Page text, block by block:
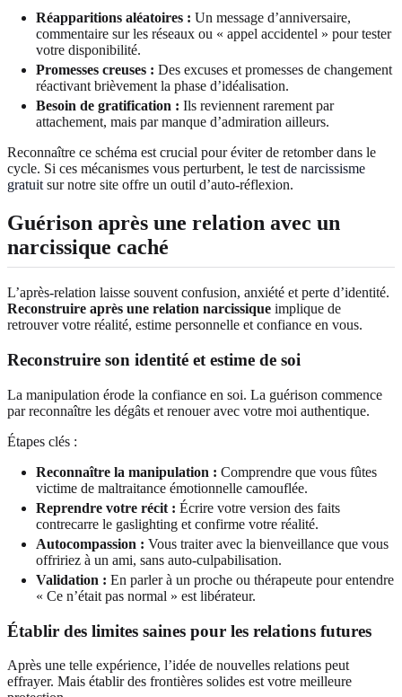
Réapparitions aléatoires : Un message d’anniversaire,
commentaire sur les réseaux ou « appel accidentel » pour tester
votre disponibilité.
Promesses creuses : Des excuses et promesses de changement
réactivant brièvement la phase d’idéalisation.
Besoin de gratification : Ils reviennent rarement par
attachement, mais par manque d’admiration ailleurs.
Reconnaître ce schéma est crucial pour éviter de retomber dans le
cycle. Si ces mécanismes vous perturbent, le test de narcissisme
gratuitsur notre site offre un outil d’auto-réflexion.
Guérison après une relation avec un
narcissique caché
L’après-relation laisse souvent confusion, anxiété et perte d’identité.
Reconstruire après une relation narcissique implique de
retrouver votre réalité, estime personnelle et confiance en vous.
Reconstruire son identité et estime de soi
La manipulation érode la confiance en soi. La guérison commence
par reconnaître les dégâts et renouer avec votre moi authentique.
Étapes clés :
Reconnaître la manipulation : Comprendre que vous fûtes
victime de maltraitance émotionnelle camouflée.
Reprendre votre récit : Écrire votre version des faits
contrecarre le gaslighting et confirme votre réalité.
Autocompassion : Vous traiter avec la bienveillance que vous
offririez à un ami, sans auto-culpabilisation.
Validation : En parler à un proche ou thérapeute pour entendre
« Ce n’était pas normal » est libérateur.
Établir des limites saines pour les relations futures
Après une telle expérience, l’idée de nouvelles relations peut
effrayer. Mais établir des frontières solides est votre meilleure